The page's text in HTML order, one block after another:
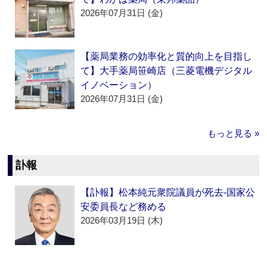
2026年07月31日 (金)
【薬局業務の効率化と質的向上を目指し
て】大手薬局笹崎店（三菱電機デジタル
イノベーション）
2026年07月31日 (金)
もっと見る »
訃報
【訃報】松本純元衆院議員が死去‐国家公
安委員長など務める
2026年03月19日 (木)